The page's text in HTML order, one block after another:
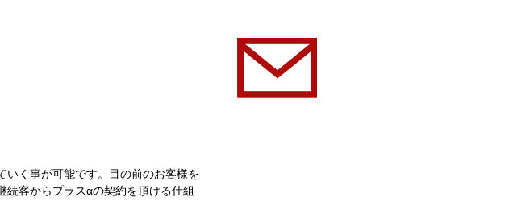
いく事が可能です。目の前のお客様を
客からプラスαの契約を頂ける仕組